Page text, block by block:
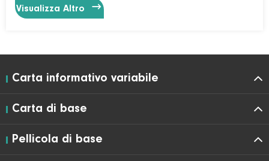
Visualizza Altro 
Carta informativo variabile
Carta di base
Pellicola di base